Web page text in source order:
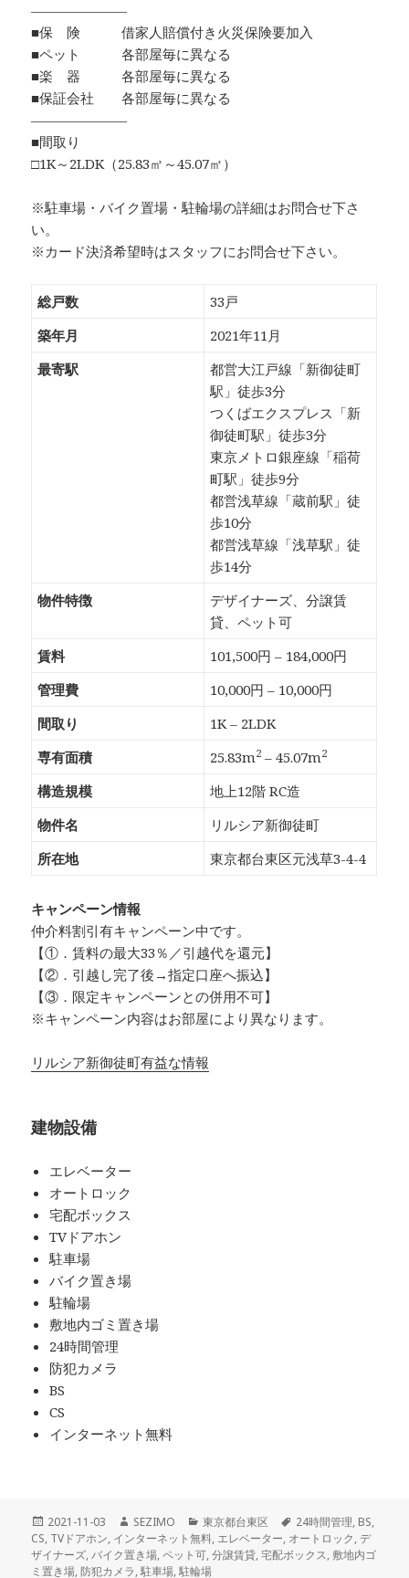
―――――――
■保 険 借家人賠償付き火災保険要加入
■ペット 各部屋毎に異なる
■楽 器 各部屋毎に異なる
■保証会社 各部屋毎に異なる
―――――――
■間取り
□1K～2LDK（25.83㎡～45.07㎡）
※駐車場・バイク置場・駐輪場の詳細はお問合せ下さ
い。
※カード決済希望時はスタッフにお問合せ下さい。
総戸数
33戸
築年月
2021年11月
最寄駅
都営大江戸線「新御徒町
駅」徒歩3分
つくばエクスプレス「新
御徒町駅」徒歩3分
東京メトロ銀座線「稲荷
町駅」徒歩9分
都営浅草線「蔵前駅」徒
歩10分
都営浅草線「浅草駅」徒
歩14分
物件特徴
デザイナーズ、分譲賃
貸、ペット可
賃料
101,500円 – 184,000円
管理費
10,000円 – 10,000円
間取り
1K – 2LDK
専有面積
25.83m2 – 45.07m2
構造規模
地上12階 RC造
物件名
リルシア新御徒町
所在地
東京都台東区元浅草3-4-4
キャンペーン情報
仲介料割引有キャンペーン中です。
【①．賃料の最大33％／引越代を還元】
【②．引越し完了後→指定口座へ振込】
【③．限定キャンペーンとの併用不可】
※キャンペーン内容はお部屋により異なります。
リルシア新御徒町有益な情報
建物設備
エレベーター
オートロック
宅配ボックス
TVドアホン
駐車場
バイク置き場
駐輪場
敷地内ゴミ置き場
24時間管理
防犯カメラ
BS
CS
インターネット無料
投
稿
日:
2021-11-03
作
成
者
SEZIMO
カ
テ
ゴ
リ
東京都台東区
タ
グ
24時間管理, BS,
CS, TVドアホン, インターネット無料, エレベーター, オートロック,デ
ザイナーズ,バイク置き場,ペット可,分譲賃貸,宅配ボックス, 敷地内ゴ
ミ置き場,防犯カメラ,駐車場,駐輪場